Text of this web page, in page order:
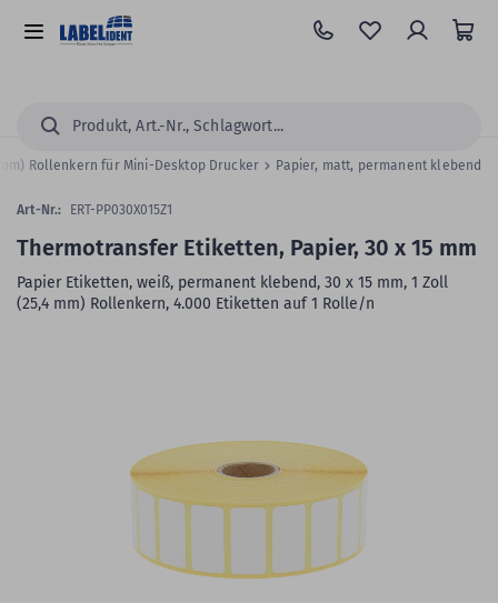
Hauptinhalt
springen
Alle
Suchen...
Rollenkern für Mini-Desktop Drucker Papier, matt, permanent klebend
Thermotransfer Etiketten, Papier, 30 x 15 mm
Papier Etiketten, weiß, permanent klebend, 30 x 15 mm, 1 Zoll
(25,4 mm) Rollenkern, 4.000 Etiketten auf 1 Rolle/n
Art-Nr.: ERT-PP030X015Z1